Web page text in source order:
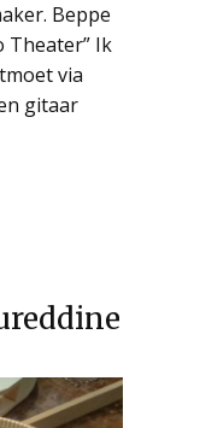
Beppe
Theater” Ik
via
gitaar